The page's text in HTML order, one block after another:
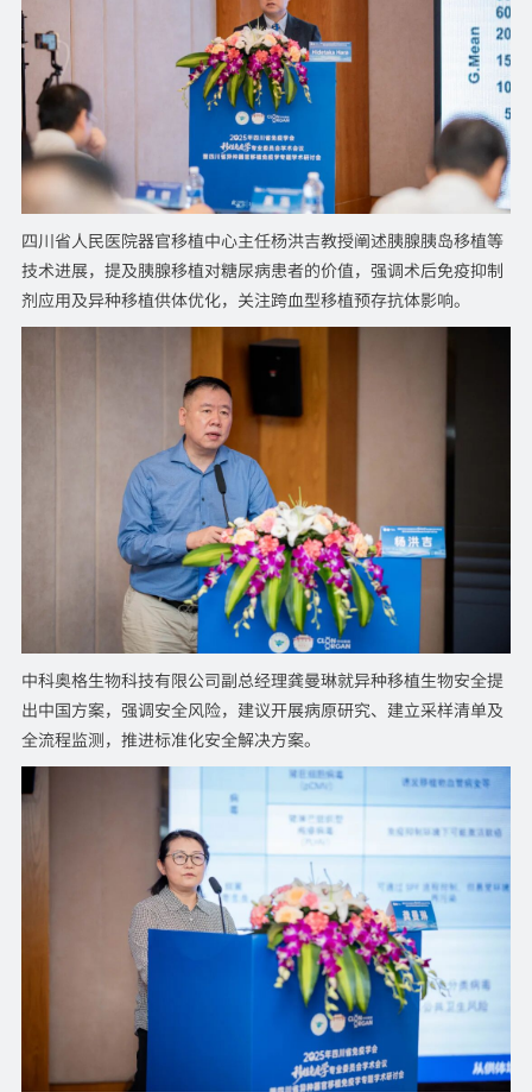
四川省人民医院器官移植中心主任杨洪吉教授阐述胰腺胰岛移植等
技术进展，提及胰腺移植对糖尿病患者的价值，强调术后免疫抑制
剂应用及异种移植供体优化，关注跨血型移植预存抗体影响。
中科奥格生物科技有限公司副总经理龚曼琳就异种移植生物安全提
出中国方案，强调安全风险，建议开展病原研究、建立采样清单及
全流程监测，推进标准化安全解决方案。